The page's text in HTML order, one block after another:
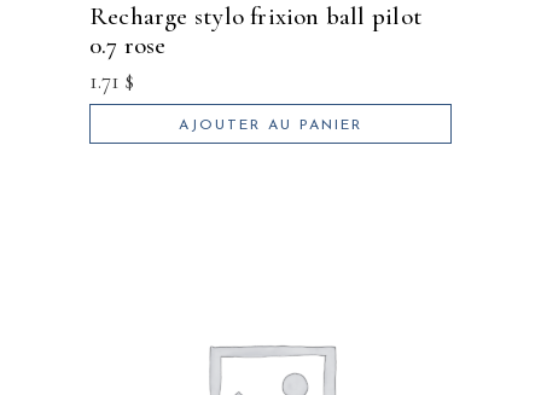
recharge stylo frixion ball pilot
0.7 rose
1.71 $
AJOUTER AU PANIER